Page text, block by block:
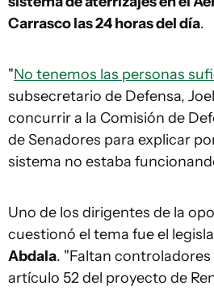
Carrasco las 24 horas del día.
"No tenemos las personas
subsecretario de Defensa,
concurrir a la Comisión de
de Senadores para explicar
sistema no estaba
Uno de los dirigentes de la
cuestionó el tema fue el
Abdala. "Faltan controladores
artículo 52 del proyecto de